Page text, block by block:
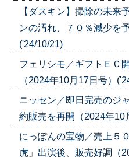
【ダスキン】掃除の未来
ンの汚れ、７０％減少を
('24/10/21)
フェリシモ／ギフトＥＣ
（2024年10月17日号）
ニッセン／即日完売のジ
約販売を再開（2024年10
にっぽんの宝物／売上５
虎」出演後、販売好調（